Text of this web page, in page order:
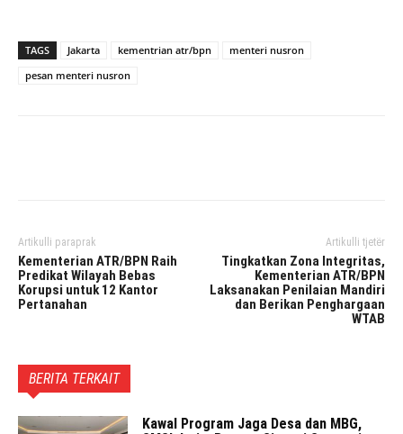
TAGS Jakarta kementrian atr/bpn
menteri nusron
pesan menteri nusron
Artikulli paraprak
Kementerian ATR/BPN Raih
Predikat Wilayah Bebas
Korupsi untuk 12 Kantor
Pertanahan
Artikulli tjetër
Tingkatkan Zona Integritas,
Kementerian ATR/BPN
Laksanakan Penilaian Mandiri
dan Berikan Penghargaan
WTAB
BERITA TERKAIT
Kawal Program Jaga Desa dan MBG,